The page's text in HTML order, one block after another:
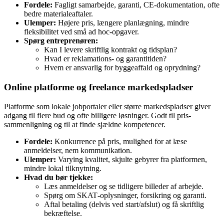
Fordele: Fagligt samarbejde, garanti, CE‑dokumentation, ofte
bedre materialeaftaler.
Ulemper: Højere pris, længere planlægning, mindre
fleksibilitet ved små ad hoc‑opgaver.
Spørg entreprenøren:
Kan I levere skriftlig kontrakt og tidsplan?
Hvad er reklamations‑ og garantitiden?
Hvem er ansvarlig for byggeaffald og oprydning?
Online platforme og freelance markedspladser
Platforme som lokale jobportaler eller større markedspladser giver
adgang til flere bud og ofte billigere løsninger. Godt til pris­
sammenligning og til at finde sjældne kompetencer.
Fordele: Konkurrence på pris, mulighed for at læse
anmeldelser, nem kommunikation.
Ulemper: Varying kvalitet, skjulte gebyrer fra platformen,
mindre lokal tilknytning.
Hvad du bør tjekke:
Læs anmeldelser og se tidligere billeder af arbejde.
Spørg om SKAT‑oplysninger, forsikring og garanti.
Aftal betaling (delvis ved start/afslut) og få skriftlig
bekræftelse.